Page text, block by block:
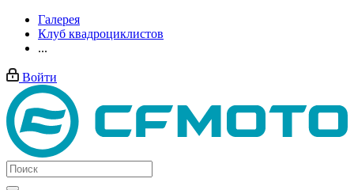
Галерея
Клуб квадроциклистов
...
Войти